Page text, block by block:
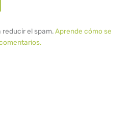
reducir el spam.Aprende cómo se